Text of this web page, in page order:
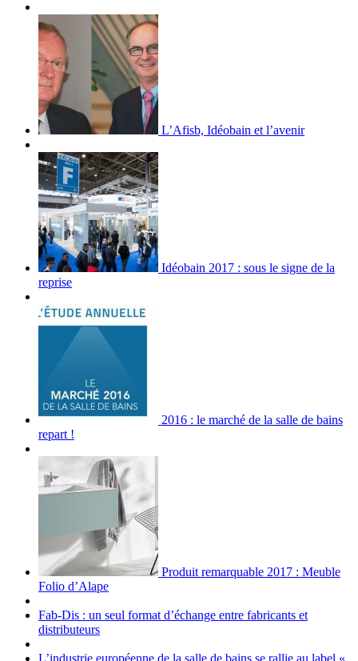
L’Afisb, Idéobain et l’avenir
Idéobain 2017 : sous le signe de la
reprise
2016 : le marché de la salle de bains
repart !
Produit remarquable 2017 : Meuble
Folio d’Alape
Fab-Dis : un seul format d’échange entre fabricants et
distributeurs
L’industrie européenne de la salle de bains se rallie au label «